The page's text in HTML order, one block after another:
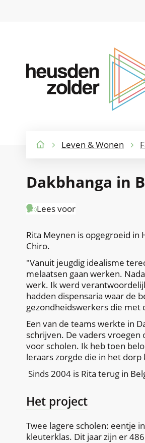
Heusden-
Zolder
Leven & Wonen
Dakbhanga in
Lees voor
Rita Meynen is opgegroeid in
Chiro.
"Vanuit jeugdig idealisme
melaatsen gaan werken.
werk. Ik werd
hadden dispensaria waar de
gezondheidswerkers die met
Een van de teams werkte in
schrijven. De vaders
voor scholen. Ik heb toen
leraars zorgde die in het
Sinds 2004 is Rita terug in
Het project
Twee lagere scholen: eentje
kleuterklas. Dit jaar zijn er